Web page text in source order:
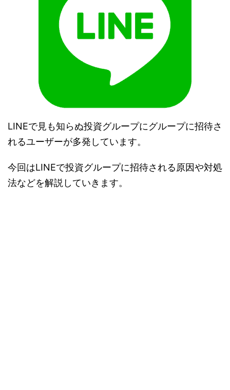
LINEで見も知らぬ投資グループにグループに招待さ
れるユーザーが多発しています。
今回はLINEで投資グループに招待される原因や対処
法などを解説していきます。